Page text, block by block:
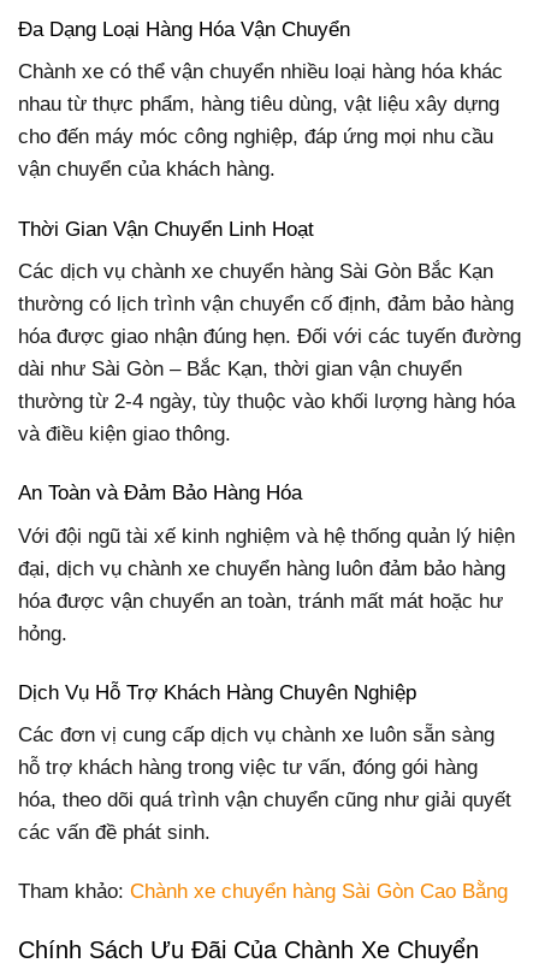
Đa Dạng Loại Hàng Hóa Vận Chuyển
Chành xe có thể vận chuyển nhiều loại hàng hóa khác
nhau từ thực phẩm, hàng tiêu dùng, vật liệu xây dựng
cho đến máy móc công nghiệp, đáp ứng mọi nhu cầu
vận chuyển của khách hàng.
Thời Gian Vận Chuyển Linh Hoạt
Các dịch vụ chành xe chuyển hàng Sài Gòn Bắc Kạn
thường có lịch trình vận chuyển cố định, đảm bảo hàng
hóa được giao nhận đúng hẹn. Đối với các tuyến đường
dài như Sài Gòn – Bắc Kạn, thời gian vận chuyển
thường từ 2-4 ngày, tùy thuộc vào khối lượng hàng hóa
và điều kiện giao thông.
An Toàn và Đảm Bảo Hàng Hóa
Với đội ngũ tài xế kinh nghiệm và hệ thống quản lý hiện
đại, dịch vụ chành xe chuyển hàng luôn đảm bảo hàng
hóa được vận chuyển an toàn, tránh mất mát hoặc hư
hỏng.
Dịch Vụ Hỗ Trợ Khách Hàng Chuyên Nghiệp
Các đơn vị cung cấp dịch vụ chành xe luôn sẵn sàng
hỗ trợ khách hàng trong việc tư vấn, đóng gói hàng
hóa, theo dõi quá trình vận chuyển cũng như giải quyết
các vấn đề phát sinh.
Tham khảo: Chành xe chuyển hàng Sài Gòn Cao Bằng
Chính Sách Ưu Đãi Của Chành Xe Chuyển